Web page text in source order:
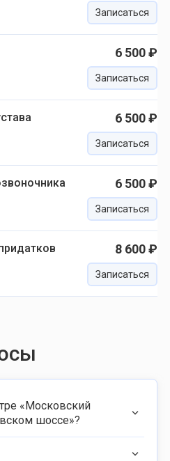
Записаться
6 500 ₽
Записаться
6 500 ₽
Записаться
6 500 ₽
Записаться
8 600 ₽
Записаться
«Московский
шоссе»?